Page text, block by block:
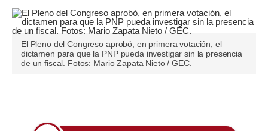
Opinión
Editorial
Pregunta de hoy
El Pleno del Congreso aprobó, en primera votación, el
dictamen para que la PNP pueda investigar sin la presencia
de un fiscal. Fotos: Mario Zapata Nieto / GEC.